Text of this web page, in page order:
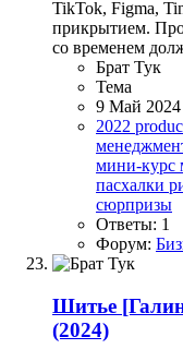
TikTok, Figma,
прикрытием.
со временем
Брат Тук
Тема
9 Май 2024
2022
мини-курс
пасхалки
сюрпризы
Ответы: 1
Форум:
Шитье
(2024)